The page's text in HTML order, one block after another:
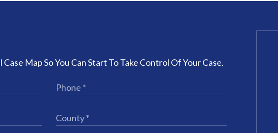
Map So You Can Start To Take Control Of Your Case.